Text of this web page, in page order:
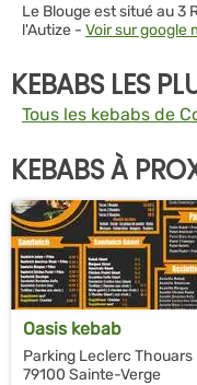
Le Blouge est situé au 3
l'Autize - Voir sur google
KEBABS LES
Tous les kebabs de
KEBABS À
Oasis kebab
Parking Leclerc Thouars
79100 Sainte-Verge